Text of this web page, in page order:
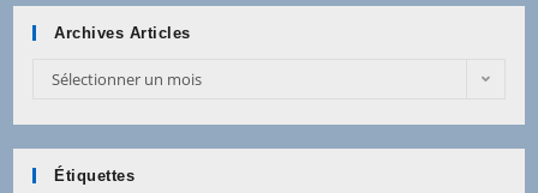
Archives Articles
Archives
Sélectionner un mois
Étiquettes